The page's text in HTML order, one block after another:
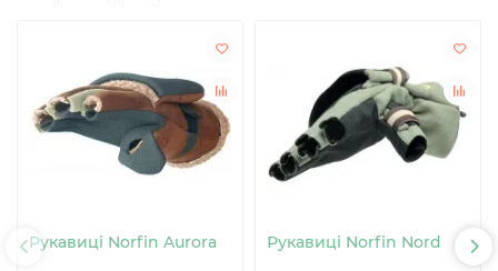
Рукавиці Norfin Aurora Рукавиці Norfin Nord